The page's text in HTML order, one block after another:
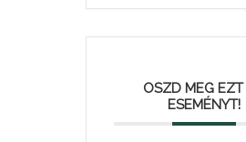
OSZD MEG
ESEMÉNYT!